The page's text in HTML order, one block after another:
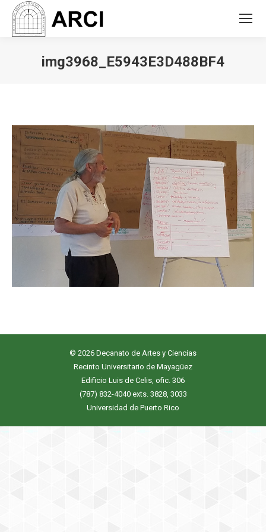
img3968_E5943E3D488BF4
© 2026 Decanato de Artes y Ciencias
Recinto Universitario de Mayagüez
Edificio Luis de Celis, ofic. 306
(787) 832-4040 exts. 3828, 3033
Universidad de Puerto Rico